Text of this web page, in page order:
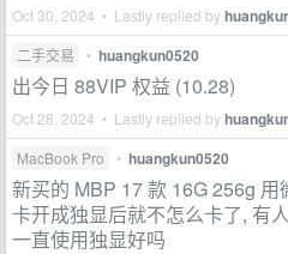
Oct 30, 2024 • Lastly replied by
二手交易 • huangkun0520
出今日 88VIP 权益 (10.28)
Oct 28, 2024 • Lastly replied by
MacBook Pro • huangkun0520
新买的 MBP 17 款 16G 256g 用
卡开成独显后就不怎么卡了, 有
一直使用独显好吗